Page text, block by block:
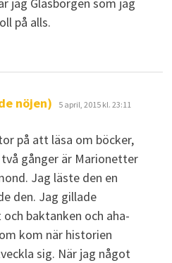
på alls.
nöjen) skriver:
5 april, 2015 kl. 23:11
på att läsa om böcker,
gånger är Marionetter
Jag läste den en
den. Jag gillade
baktanken och aha-
kom när historien
sig. När jag något